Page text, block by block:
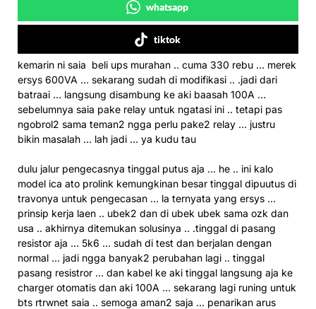
whatsapp
tiktok
kemarin ni saia beli ups murahan .. cuma 330 rebu … merek
ersys 600VA … sekarang sudah di modifikasi .. .jadi dari
batraai … langsung disambung ke aki baasah 100A …
sebelumnya saia pake relay untuk ngatasi ini .. tetapi pas
ngobrol2 sama teman2 ngga perlu pake2 relay … justru
bikin masalah … lah jadi … ya kudu tau
dulu jalur pengecasnya tinggal putus aja … he .. ini kalo
model ica ato prolink kemungkinan besar tinggal dipuutus di
travonya untuk pengecasan … la ternyata yang ersys …
prinsip kerja laen .. ubek2 dan di ubek ubek sama ozk dan
usa .. akhirnya ditemukan solusinya .. .tinggal di pasang
resistor aja … 5k6 … sudah di test dan berjalan dengan
normal … jadi ngga banyak2 perubahan lagi .. tinggal
pasang resistror … dan kabel ke aki tinggal langsung aja ke
charger otomatis dan aki 100A … sekarang lagi runing untuk
bts rtrwnet saia .. semoga aman2 saja … penarikan arus